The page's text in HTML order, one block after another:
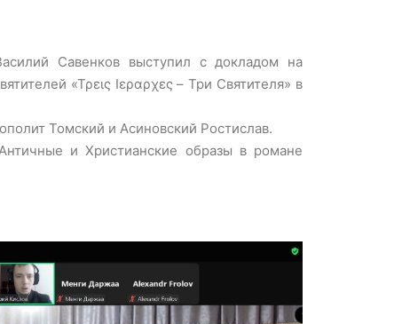
Савенков выступил с докладом на
«Τρεις Ιεραρχες – Три Святителя» в
Томский и Асиновский Ростислав.
и Христианские образы в романе